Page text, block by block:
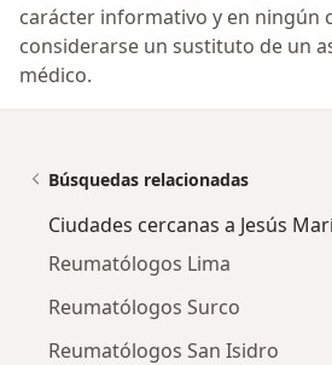
carácter informativo y en ningún
considerarse un sustituto de un
médico.
Búsquedas relacionadas
Ciudades cercanas a Jesús
Reumatólogos Lima
Reumatólogos Surco
Reumatólogos San Isidro